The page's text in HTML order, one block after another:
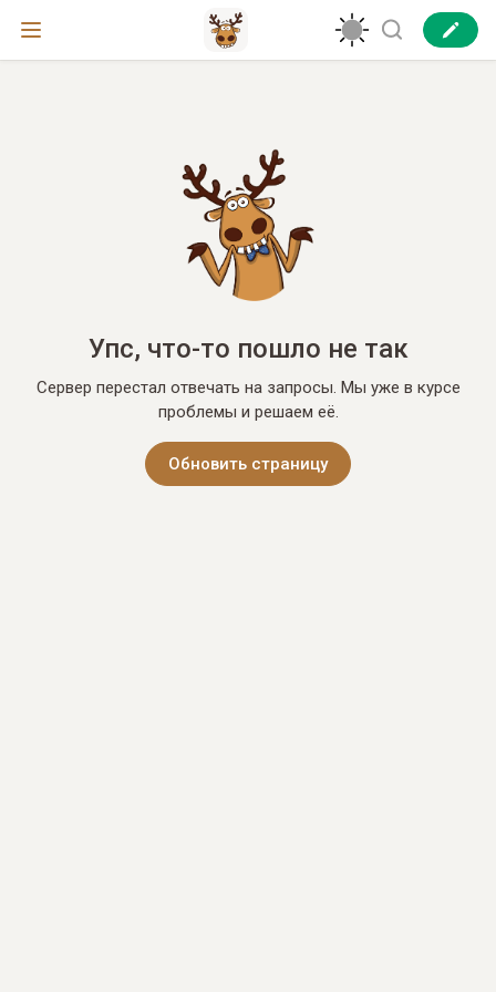
Упс, что-то пошло не так
Сервер перестал отвечать на запросы. Мы уже в курсе
проблемы и решаем её.
Обновить страницу